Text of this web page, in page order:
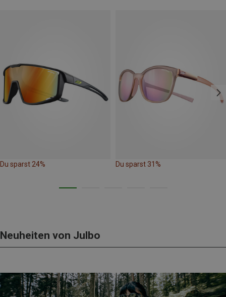
Du sparst 24% Du sparst 31%
Neuheiten von Julbo